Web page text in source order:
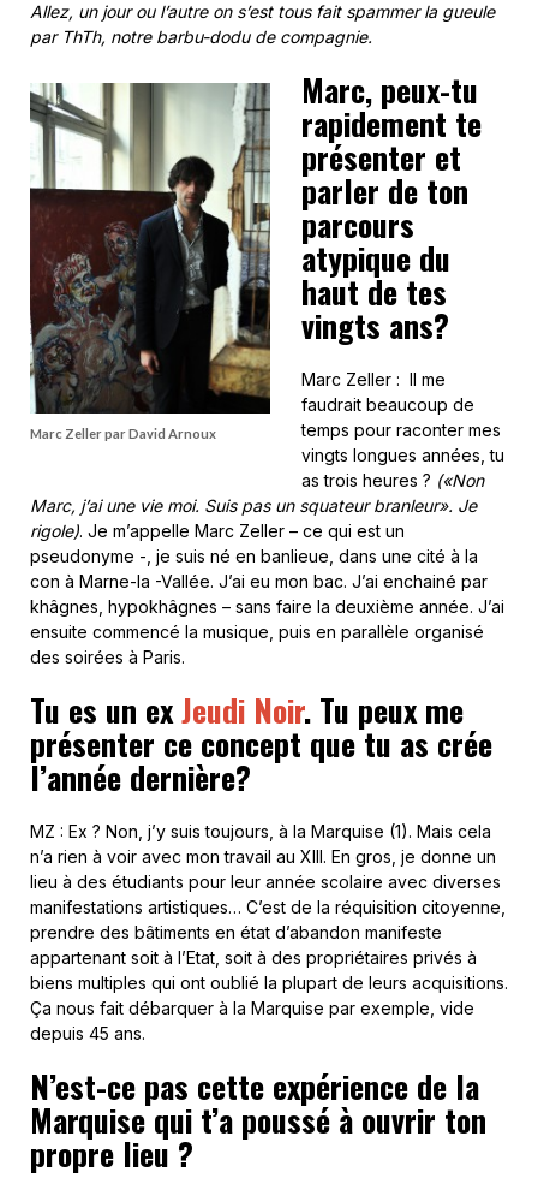
Allez, un jour ou l’autre on s’est tous fait spammer la gueule
par ThTh, notre barbu-dodu de compagnie.
Marc Zeller par David Arnoux
Marc, peux-tu
rapidement te
présenter et
parler de ton
parcours
atypique du
haut de tes
vingts ans?
Marc Zeller : Il me
faudrait beaucoup de
temps pour raconter mes
vingts longues années, tu
as trois heures ? («Non
Marc, j’ai une vie moi. Suis pas un squateur branleur». Je
rigole). Je m’appelle Marc Zeller – ce qui est un
pseudonyme -, je suis né en banlieue, dans une cité à la
con à Marne-la -Vallée. J’ai eu mon bac. J’ai enchainé par
khâgnes, hypokhâgnes – sans faire la deuxième année. J’ai
ensuite commencé la musique, puis en parallèle organisé
des soirées à Paris.
Tu es un exJeudi Noir. Tu peux me
présenter ce concept que tu as crée
l’année dernière?
MZ : Ex ? Non, j’y suis toujours, à la Marquise (1). Mais cela
n’a rien à voir avec mon travail au XIII. En gros, je donne un
lieu à des étudiants pour leur année scolaire avec diverses
manifestations artistiques… C’est de la réquisition citoyenne,
prendre des bâtiments en état d’abandon manifeste
appartenant soit à l’Etat, soit à des propriétaires privés à
biens multiples qui ont oublié la plupart de leurs acquisitions.
Ça nous fait débarquer à la Marquise par exemple, vide
depuis 45 ans.
N’est-ce pas cette expérience de la
Marquise qui t’a poussé à ouvrir ton
propre lieu ?